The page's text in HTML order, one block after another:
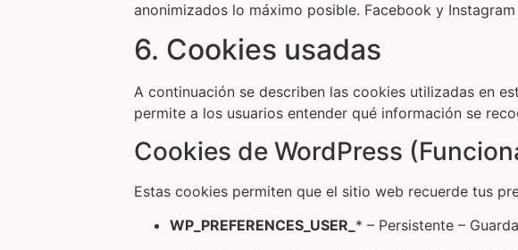
anonimizados lo máximo posible. Facebook y
6. Cookies usadas
A continuación se describen las cookies utilizadas en
permite a los usuarios entender qué información se
Cookies de WordPress
Estas cookies permiten que el sitio web recuerde tus
WP_PREFERENCES_USER_ * – Persistente –